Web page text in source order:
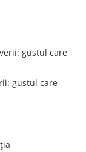
gustul care